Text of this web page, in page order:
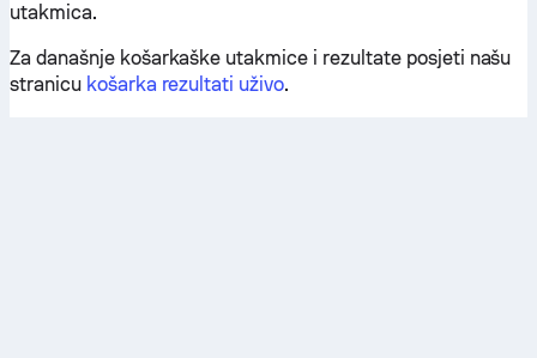
utakmica.
Za današnje košarkaške utakmice i rezultate posjeti našu
stranicu košarka rezultati uživo.